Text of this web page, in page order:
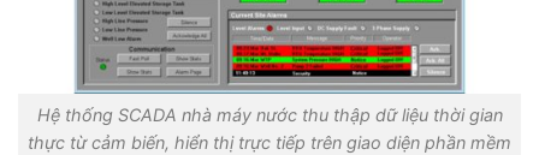
Hệ thống SCADA nhà máy nước thu thập dữ liệu thời gian
thực từ cảm biến, hiển thị trực tiếp trên giao diện phần mềm